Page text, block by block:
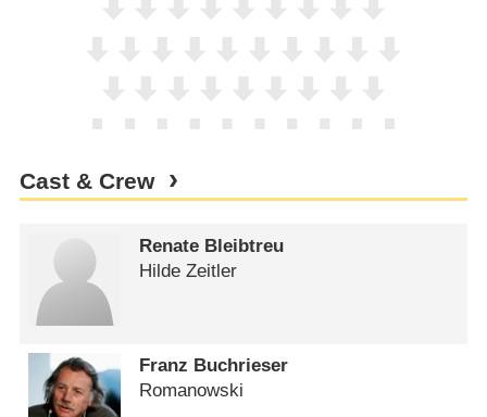
Cast & Crew
Renate Bleibtreu
Hilde Zeitler
Franz Buchrieser
Romanowski